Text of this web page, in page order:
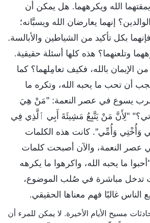
الله ويكرههما. هل يمكن أن
إنهما يعارضان الله ويسبَّانه؛
بكل تأكيد من الشياطين والأبالسة.
وتلعنهما؟ هذه كلها أسئلة حقيقية.
الإيمان بالله، فكيف تعامِلهما؟ كما
أن تحب ما يحبه الله، وتكره ما
الرب يسوع في عصر النعمة: "مَنْ هِيَ
"لِأَنَّ مَنْ يَتَّبِعُ مَشِيئَةَ أَبِي ٱلَّذِي فِي
وَأُخْتِي وَأُمِّي". كانت هذه الكلمات
عصر النعمة، والآن أصبحت كلمات
ما يحبه الله، واكرهوا ما يكرهه
تدخل مباشرة في صُلب الموضوع،
الناس غالبًا فهم معناها الحقيقي.
ج. 3. محادثات مسيح الأيام الأخيرة. لا يمكن للمرء أن